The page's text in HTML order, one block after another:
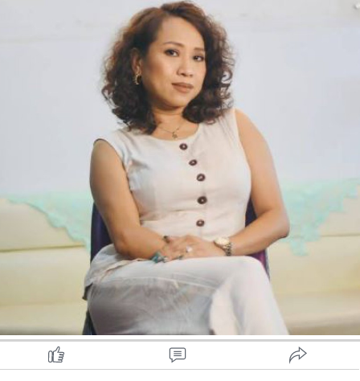
န္တလေးတိုင်းဒေသကြီး၊ ပြင်ဦးလွင်မြို့နေ ဒေါ်အေသင်ကိုမှ ၎င်း၏
သားစုအသိုင်းအဝိုင်းများ၊ လုပ်ငန်းများ၊ လူမှုရေးများပျက်စီးစေရန်
ည်းကောင်း၊ စွပ်စွဲ ပြောဆိုခြင်း၊ ထောင်ကျပြစ်ဒဏ်ရရှိစေလို
ြောင်း နှုတ်မှ ထုတ်ဖော်၍လည်းကောင်း ပြောဆိုခဲ့ သည့် သမီး
း(ခ)သက်ကိုကိုကို ပြီးခဲ့သည့် အောက်တိုဘာ (၆)ရက်က ပြင်ဦး
င်မြို့မရဲစခန်း၌ (ပ)၂၁၅/၂၀၂၅၊ ဆက်သွယ်ရေးဥပဒေပုဒ်မ
၆(ဃ)ဖြင့် အမှုဖွင့်တိုင်ကြားခဲ့ကြောင်း သိရသည်။
ကျွန်မအနေနဲ့ ကျွန်မအပါ ကျွန်မပတ်ဝန်းကျင် ကျွန်မမိသားစု
ားလုံး ထိခိုက်နစ်နာမှုအတွက် ရည်ရွယ်ကြံစည်ပြောဆိုခဲ့သော သူ
ားကျွန်မ စွမ်းနိုင်သလောက် ဥပဒေနဲ့အညီ တရားဝင်လုပ်သင့်လုပ်
က်တာ ကို လုပ်ပြီးသားမလို့ တဖက်သူဖမ်းစီးရမိရေးနဲ့အတွက်
ော့ သက်ဆိုင်ရာဌာနက လုပ်ပါလိမ့်မယ် ။ ကျွန်မအနေနဲ့
က်ဆိုင်ရာဌာနကို ကိုယ်ဖြစ်ချင်တာကို ခိုင်းပိုင်ခွင် အခွင့်အာဏ
ျွန်မမှာ ရှိမနေပါဘူးရှင် ။ကိစ္စရပ်တိုင်းအားမြန်မာနိုင်ငံတည်ဆဲ
ပဒေများနှင့်အညီ တရားဝင်အတိုင်းသာ ဆောင်ရွက်ထားပါသည်”
အေသင်ကိုက ၎င်း၏ ဖေ့ဘုတ်ခ်လူမှုကွန်ရက်စာမျက်နှာတွင် ယခု
က်ပိုင်းအတွင်း ရေးသားဖြန့်ဝေထားသည်။
သို့ အမှုဖွင့်တိုင်ကြားထားဖြင့် ယနေ့ အောက်တိုဘာလ (၁၂) ရက်
ေ့တွင် ရန်ကုန်အပြည်ပြည်ဆိုင်ရာလေဆိပ်၌ သက်ဆိုင်ရာက
မ်းဆီးထိန်းသိမ်းခဲ့ ကြောင်း သိရသည်။